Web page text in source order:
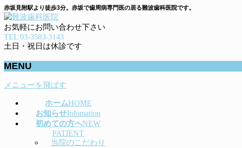
赤坂見附駅より徒歩3分。赤坂で歯周病専門医の居る難波歯科医院です。
お気軽にお問い合わせ下さい
TEL 03-3583-3143
土日・祝日は休診です
MENU
メニューを飛ばす
ホームHOME
お知らせInfomation
初めての方へNEW
PATIENT
当院のこだわり